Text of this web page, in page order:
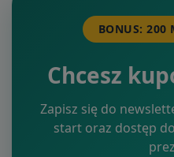
BONUS: 200
Chcesz
Zapisz się do
start oraz dostęp